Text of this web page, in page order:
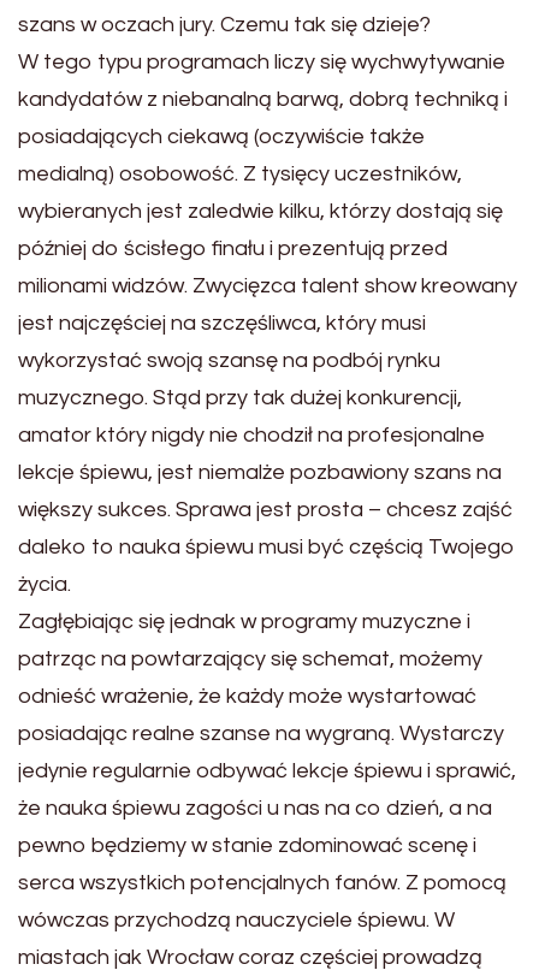
szans w oczach jury. Czemu tak się dzieje?
W tego typu programach liczy się wychwytywanie
kandydatów z niebanalną barwą, dobrą techniką i
posiadających ciekawą (oczywiście także
medialną) osobowość. Z tysięcy uczestników,
wybieranych jest zaledwie kilku, którzy dostają się
później do ścisłego finału i prezentują przed
milionami widzów. Zwycięzca talent show kreowany
jest najczęściej na szczęśliwca, który musi
wykorzystać swoją szansę na podbój rynku
muzycznego. Stąd przy tak dużej konkurencji,
amator który nigdy nie chodził na profesjonalne
lekcje śpiewu, jest niemalże pozbawiony szans na
większy sukces. Sprawa jest prosta – chcesz zajść
daleko to nauka śpiewu musi być częścią Twojego
życia.
Zagłębiając się jednak w programy muzyczne i
patrząc na powtarzający się schemat, możemy
odnieść wrażenie, że każdy może wystartować
posiadając realne szanse na wygraną. Wystarczy
jedynie regularnie odbywać lekcje śpiewu i sprawić,
że nauka śpiewu zagości u nas na co dzień, a na
pewno będziemy w stanie zdominować scenę i
serca wszystkich potencjalnych fanów. Z pomocą
wówczas przychodzą nauczyciele śpiewu. W
miastach jak Wrocław coraz częściej prowadzą